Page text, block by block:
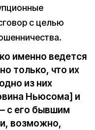
с целью
именно ведется
только, что их
из них
Ньюсома] и
с его бывшим
возможно,